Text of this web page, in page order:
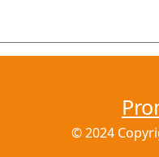
© 2024